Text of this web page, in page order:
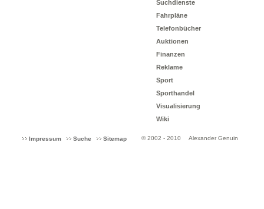
Suchdienste
Fahrpläne
Telefonbücher
Auktionen
Finanzen
Reklame
Sport
Sporthandel
Visualisierung
Wiki
Impressum Suche Sitemap © 2002 - 2010 Alexander Genuin